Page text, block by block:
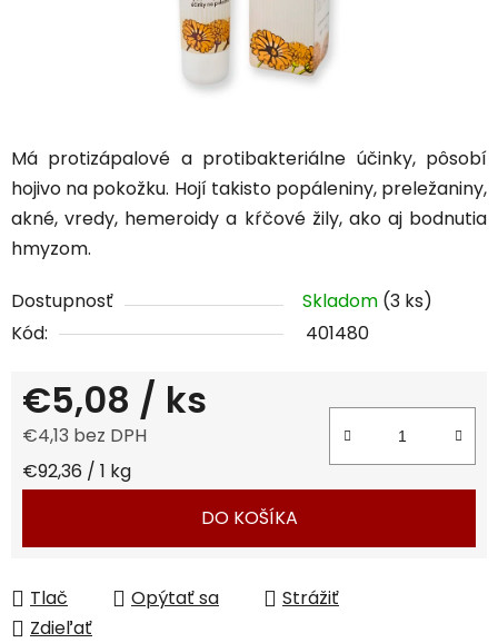
Má protizápalové a protibakteriálne účinky, pôsobí
hojivo na pokožku. Hojí takisto popáleniny, preležaniny,
akné, vredy, hemeroidy a kŕčové žily, ako aj bodnutia
hmyzom.
Dostupnosť Skladom (3 ks)
Kód:
401480
€5,08 / ks
€4,13 bez DPH
Jednotková cena:
€92,36 / 1 kg
DO KOŠÍKA
Tlač Opýtať sa
Strážiť
Zdieľať